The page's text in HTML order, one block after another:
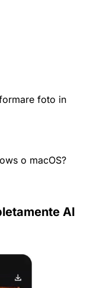
foto in
o macOS?
AI